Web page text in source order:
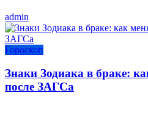
admin
Гороскоп
Знаки Зодиака в браке:
после ЗАГСа